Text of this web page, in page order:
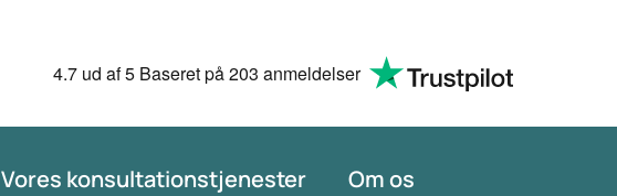
4.7ud af 5 Baseret på203 anmeldelser
Vores konsultationstjenester Om os